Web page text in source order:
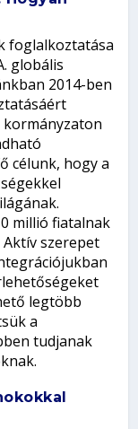
foglalkoztatása
globális
2014-ben
kormányzaton
célunk, hogy a
millió fiatalnak
szerepet
legtöbb
a
tudjanak